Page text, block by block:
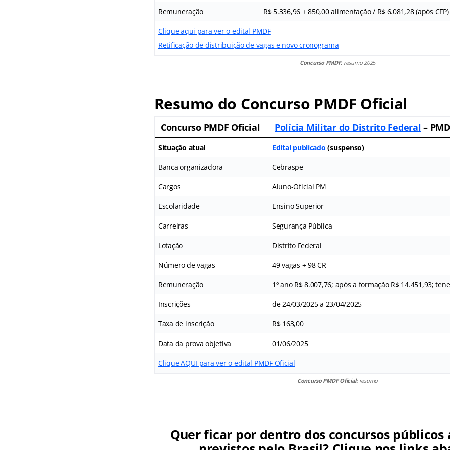
Remuneração R$ 5.336,96 + 850,00 alimentação / R$ 6.081,28 (após CFP)
Clique aqui para ver o edital PMDF
Retificação de distribuição de vagas e novo cronograma
Concurso PMDF: resumo 2025
Resumo do Concurso PMDF Oficial
Concurso PMDF Oficial Polícia Militar do Distrito Federal –
Situação atual Edital publicado (suspenso)
Banca organizadora Cebraspe
Cargos Aluno-Oficial PM
Escolaridade Ensino Superior
Carreiras Segurança Pública
Lotação Distrito Federal
Número de vagas 49 vagas + 98 CR
Remuneração 1º ano R$ 8.007,76; após a formação R$ 14.451,93;
Inscrições de 24/03/2025 a 23/04/2025
Taxa de inscrição R$ 163,00
Data da prova objetiva 01/06/2025
Clique AQUI para ver o edital PMDF Oficial
Concurso PMDF Oficial:resumo
Quer ficar por dentro dos concursos públicos